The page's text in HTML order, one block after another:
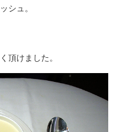
シュ。
頂けました。